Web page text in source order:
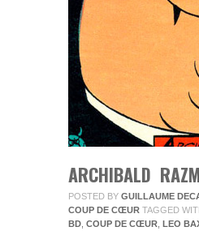
ARCHIBALD
POSTED BY GUILLAUME
COUP DE CŒUR TAGGED
BD, COUP DE CŒUR, LEO